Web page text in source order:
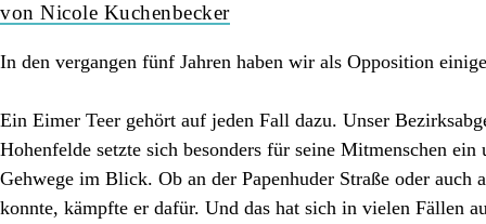
von Nicole Kuchenbecker
In den vergangen fünf Jahren haben wir als Opposition
Ein Eimer Teer gehört auf jeden Fall dazu. Unser
Hohenfelde setzte sich besonders für seine Mitmenschen
Gehwege im Blick. Ob an der Papenhuder Straße oder
konnte, kämpfte er dafür. Und das hat sich in vielen Fällen